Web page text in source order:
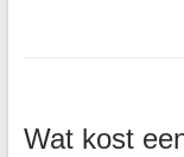
Wat kost